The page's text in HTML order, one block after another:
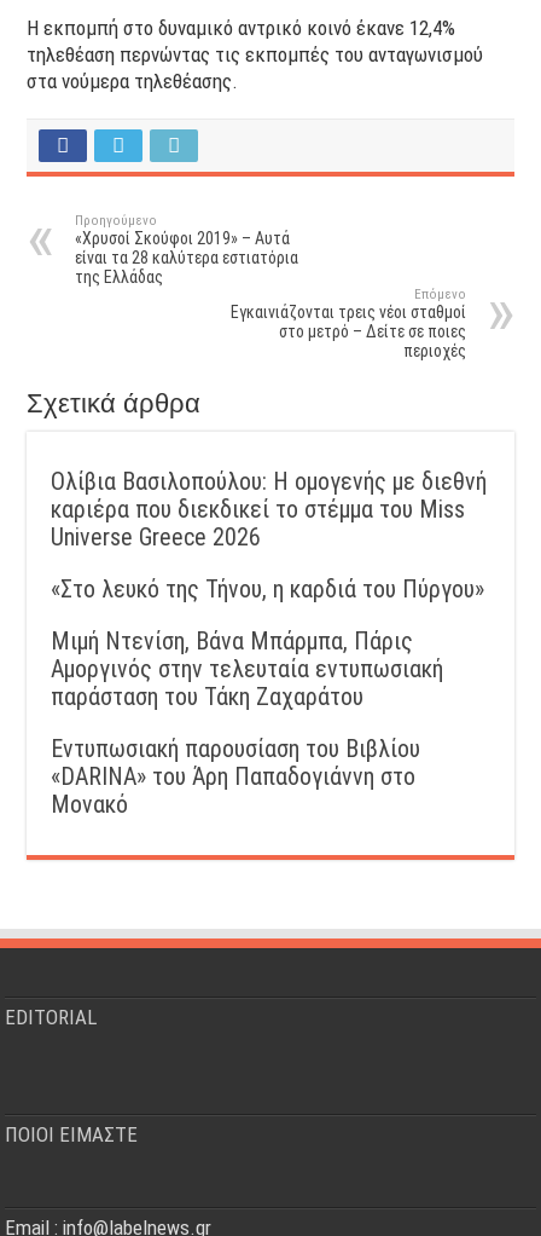
Η εκπομπή στο δυναμικό αντρικό κοινό έκανε 12,4%
τηλεθέαση περνώντας τις εκπομπές του ανταγωνισμού
στα νούμερα τηλεθέασης.
Προηγούμενο
«Χρυσοί Σκούφοι 2019» – Αυτά
είναι τα 28 καλύτερα εστιατόρια
της Ελλάδας
Επόμενο
Εγκαινιάζονται τρεις νέοι σταθμοί
στο μετρό – Δείτε σε ποιες
περιοχές
Σχετικά άρθρα
Ολίβια Βασιλοπούλου: Η ομογενής με διεθνή
καριέρα που διεκδικεί το στέμμα του Miss
Universe Greece 2026
«Στο λευκό της Τήνου, η καρδιά του Πύργου»
Μιμή Ντενίση, Βάνα Μπάρμπα, Πάρις
Αμοργινός στην τελευταία εντυπωσιακή
παράσταση του Τάκη Ζαχαράτου
Εντυπωσιακή παρουσίαση του Βιβλίου
«DARINA» του Άρη Παπαδογιάννη στο
Μονακό
EDITORIAL
ΠΟΙΟΙ ΕΙΜΑΣΤΕ
Email : info@labelnews.gr